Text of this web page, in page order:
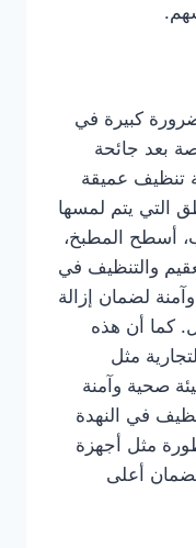
كبيرة في
بعد جائحة
تنظيف عميقة
التي يتم لمسها
أسطح المطبخ،
والتنظيف في
لضمان إزالة
كما أن هذه
مثل
صحية وآمنة
في النهدة
مثل أجهزة
لضمان أعلى